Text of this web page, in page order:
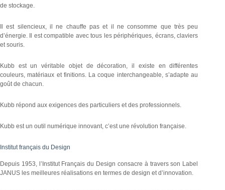
de stockage.
Il est silencieux, il ne chauffe pas et il ne consomme que très peu
d’énergie. Il est compatible avec tous les périphériques, écrans, claviers
et souris.
Kubb est un véritable objet de décoration, il existe en différentes
couleurs, matériaux et finitions. La coque interchangeable, s’adapte au
goût de chacun.
Kubb répond aux exigences des particuliers et des professionnels.
Kubb est un outil numérique innovant, c’est une révolution française.
Institut français du Design
Depuis 1953, l’Institut Français du Design consacre à travers son Label
JANUS les meilleures réalisations en termes de design et d’innovation.